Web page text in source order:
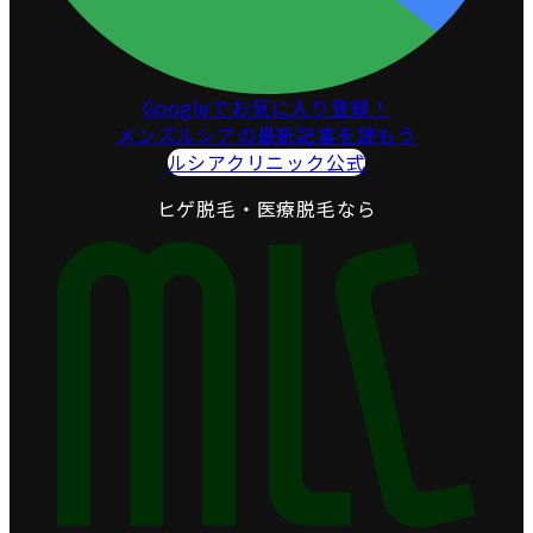
Googleでお気に入り登録！
メンズルシアの最新記事を読もう
ルシアクリニック公式
ヒゲ脱毛・医療脱毛なら